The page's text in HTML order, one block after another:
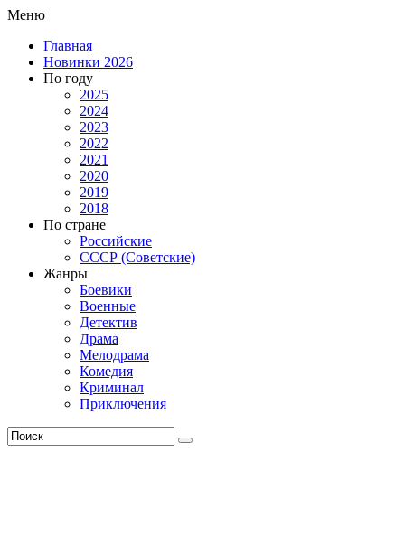
Меню
Главная
Новинки 2026
По году
2025
2024
2023
2022
2021
2020
2019
2018
По стране
Российские
СССР (Советские)
Жанры
Боевики
Военные
Детектив
Драма
Мелодрама
Комедия
Криминал
Приключения